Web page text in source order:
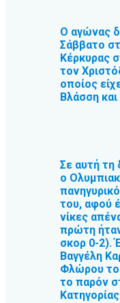
Ο αγώνας
Σάββατο
Κέρκυρας
τον
οποίος
Βλάσση
Σε αυτή τη
ο
του, αφού
νίκες
πρώτη
σκορ 0-2).
Βαγγέλη
Φλώρου
το παρόν